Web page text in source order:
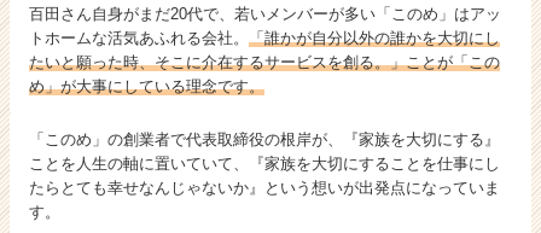
百田さん自身がまだ20代で、若いメンバーが多い「このめ」はアッ
トホームな活気あふれる会社。
「誰かが自分以外の誰かを大切にし
たいと願った時、そこに介在するサービスを創る。」ことが「この
め」が大事にしている理念です。
「このめ」の創業者で代表取締役の根岸が、『家族を大切にする』
ことを人生の軸に置いていて、『家族を大切にすることを仕事にし
たらとても幸せなんじゃないか』という想いが出発点になっていま
す。